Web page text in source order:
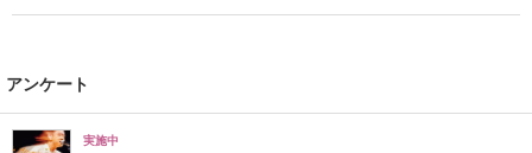
アンケート
実施中